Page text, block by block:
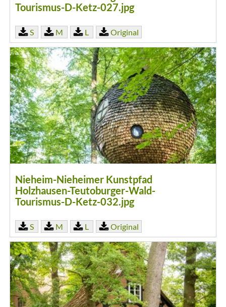
Tourismus-D-Ketz-027.jpg
S M L Original
Nieheim-Nieheimer Kunstpfad
Holzhausen-Teutoburger-Wald-
Tourismus-D-Ketz-032.jpg
S M L Original